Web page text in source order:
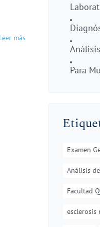
Leer más
Para
Examen
Análisis
Facultad
esclerosis